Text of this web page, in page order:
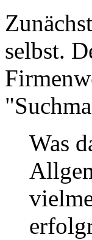
selbst.
Was